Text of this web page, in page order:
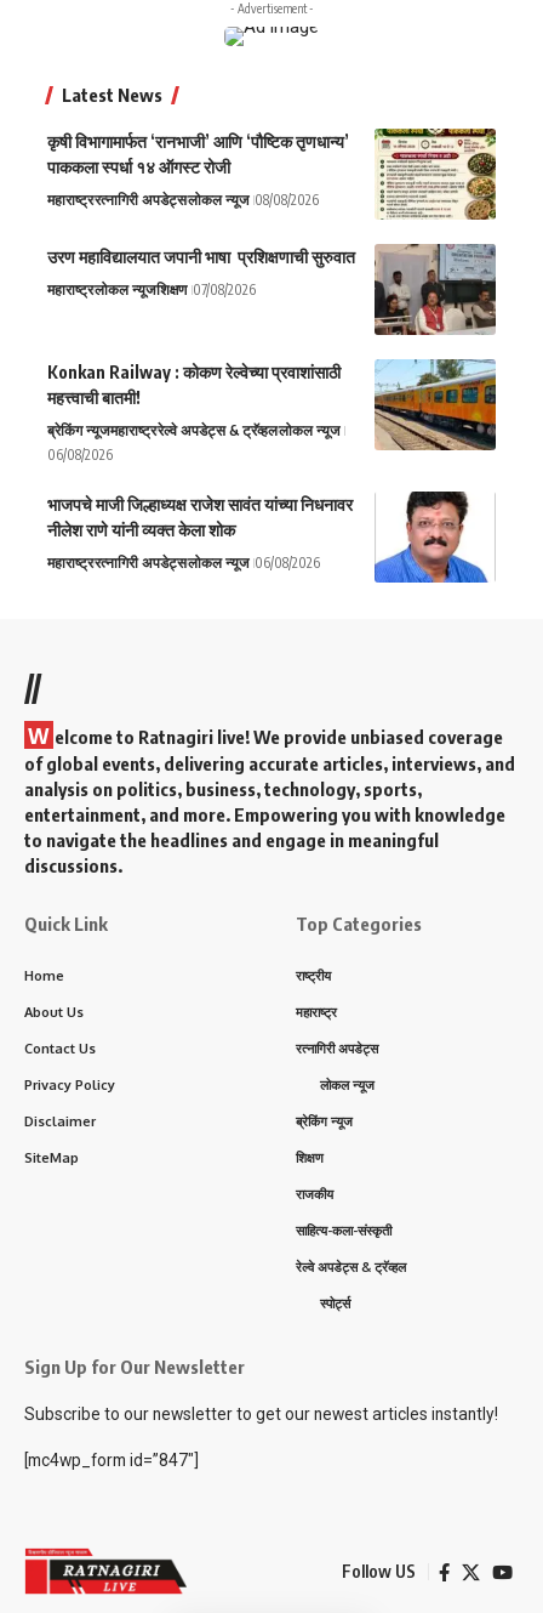
- Advertisement -
Latest News
कृषी विभागामार्फत ‘रानभाजी’ आणि ‘पौष्टिक तृणधान्य’
पाककला स्पर्धा १४ ऑगस्ट रोजी
महाराष्ट्ररत्नागिरी अपडेट्सलोकल न्यूज 08/08/2026
उरण महाविद्यालयात जपानी भाषा प्रशिक्षणाची सुरुवात
महाराष्ट्रलोकल न्यूजशिक्षण 07/08/2026
Konkan Railway : कोकण रेल्वेच्या प्रवाशांसाठी
महत्त्वाची बातमी!
ब्रेकिंग न्यूजमहाराष्ट्ररेल्वे अपडेट्स & ट्रॅव्हललोकल न्यूज
06/08/2026
भाजपचे माजी जिल्हाध्यक्ष राजेश सावंत यांच्या निधनावर
नीलेश राणे यांनी व्यक्त केला शोक
महाराष्ट्ररत्नागिरी अपडेट्सलोकल न्यूज 06/08/2026
//
W elcome to Ratnagiri live! We provide unbiased coverage
of global events, delivering accurate articles, interviews, and
analysis on politics, business, technology, sports,
entertainment, and more. Empowering you with knowledge
to navigate the headlines and engage in meaningful
discussions.
Quick Link
Home
About Us
Contact Us
Privacy Policy
Disclaimer
SiteMap
Top Categories
राष्ट्रीय
महाराष्ट्र
रत्नागिरी अपडेट्स
लोकल न्यूज
ब्रेकिंग न्यूज
शिक्षण
राजकीय
साहित्य-कला-संस्कृती
रेल्वे अपडेट्स & ट्रॅव्हल
स्पोर्ट्स
Sign Up for Our Newsletter
Subscribe to our newsletter to get our newest articles instantly!
[mc4wp_form id=”847″]
Follow US